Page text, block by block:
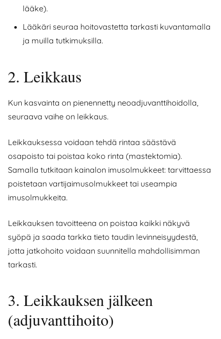
lääke).
Lääkäri seuraa hoitovastetta tarkasti kuvantamalla
ja muilla tutkimuksilla.
2. Leikkaus
Kun kasvainta on pienennetty neoadjuvanttihoidolla,
seuraava vaihe on leikkaus.
Leikkauksessa voidaan tehdä rintaa säästävä
osapoisto tai poistaa koko rinta (mastektomia).
Samalla tutkitaan kainalon imusolmukkeet: tarvittaessa
poistetaan vartijaimusolmukkeet tai useampia
imusolmukkeita.
Leikkauksen tavoitteena on poistaa kaikki näkyvä
syöpä ja saada tarkka tieto taudin levinneisyydestä,
jotta jatkohoito voidaan suunnitella mahdollisimman
tarkasti.
3. Leikkauksen jälkeen
(adjuvanttihoito)